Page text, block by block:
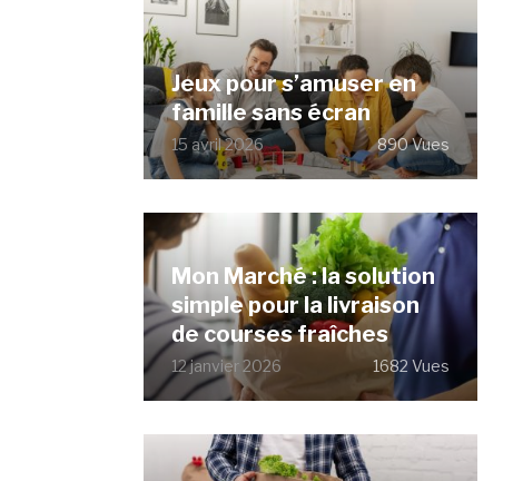
Jeux pour s’amuser en
famille sans écran
15 avril 2026 890 Vues
Mon Marché : la solution
simple pour la livraison
de courses fraîches
12 janvier 2026 1682 Vues